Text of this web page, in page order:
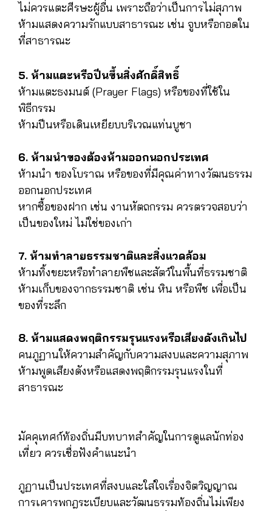
ไม่ควรแตะศีรษะผู้อื่น เพราะถือว่าเป็นการไม่สุภาพ
ห้ามแสดงความรักแบบสาธารณะ เช่น จูบหรือกอดใน
ที่สาธารณะ
5. ห้ามแตะหรือปีนขึ้นสิ่งศักดิ์สิทธิ์
ห้ามแตะธงมนต์ (Prayer Flags) หรือของที่ใช้ใน
พิธีกรรม
ห้ามปีนหรือเดินเหยียบบริเวณแท่นบูชา
6. ห้ามนำของต้องห้ามออกนอกประเทศ
ห้ามนำ ของโบราณ หรือของที่มีคุณค่าทางวัฒนธรรม
ออกนอกประเทศ
หากซื้อของฝาก เช่น งานหัตถกรรม ควรตรวจสอบว่า
เป็นของใหม่ ไม่ใช่ของเก่า
7. ห้ามทำลายธรรมชาติและสิ่งแวดล้อม
ห้ามทิ้งขยะหรือทำลายพืชและสัตว์ในพื้นที่ธรรมชาติ
ห้ามเก็บของจากธรรมชาติ เช่น หิน หรือพืช เพื่อเป็น
ของที่ระลึก
8. ห้ามแสดงพฤติกรรมรุนแรงหรือเสียงดังเกินไป
คนภูฏานให้ความสำคัญกับความสงบและความสุภาพ
ห้ามพูดเสียงดังหรือแสดงพฤติกรรมรุนแรงในที่
สาธารณะ
มัคคุเทศก์ท้องถิ่นมีบทบาทสำคัญในการดูแลนักท่อง
เที่ยว ควรเชื่อฟังคำแนะนำ
ภูฏานเป็นประเทศที่สงบและใส่ใจเรื่องจิตวิญญาณ
การเคารพกฎระเบียบและวัฒนธรรมท้องถิ่นไม่เพียง